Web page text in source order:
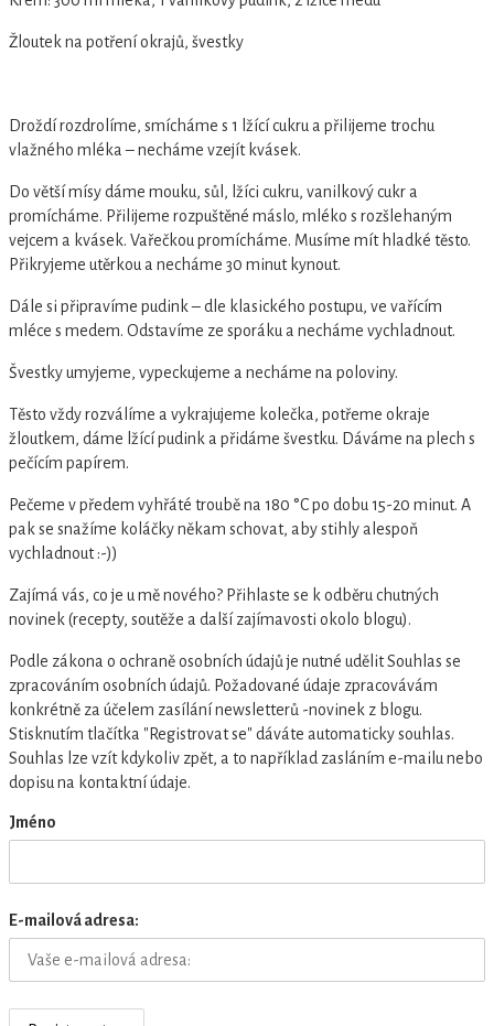
Žloutek na potření okrajů, švestky
Droždí rozdrolíme, smícháme s 1 lžící cukru a přilijeme trochu
vlažného mléka – necháme vzejít kvásek.
Do větší mísy dáme mouku, sůl, lžíci cukru, vanilkový cukr a
promícháme. Přilijeme rozpuštěné máslo, mléko s rozšlehaným
vejcem a kvásek. Vařečkou promícháme. Musíme mít hladké těsto.
Přikryjeme utěrkou a necháme 30 minut kynout.
Dále si připravíme pudink – dle klasického postupu, ve vařícím
mléce s medem. Odstavíme ze sporáku a necháme vychladnout.
Švestky umyjeme, vypeckujeme a necháme na poloviny.
Těsto vždy rozválíme a vykrajujeme kolečka, potřeme okraje
žloutkem, dáme lžící pudink a přidáme švestku. Dáváme na plech s
pečícím papírem.
Pečeme v předem vyhřáté troubě na 180 °C po dobu 15-20 minut. A
pak se snažíme koláčky někam schovat, aby stihly alespoň
vychladnout :-))
Zajímá vás, co je u mě nového? Přihlaste se k odběru chutných
novinek (recepty, soutěže a další zajímavosti okolo blogu).
Podle zákona o ochraně osobních údajů je nutné udělit Souhlas se
zpracováním osobních údajů. Požadované údaje zpracovávám
konkrétně za účelem zasílání newsletterů -novinek z blogu.
Stisknutím tlačítka "Registrovat se" dáváte automaticky souhlas.
Souhlas lze vzít kdykoliv zpět, a to například zasláním e-mailu nebo
dopisu na kontaktní údaje.
Jméno
E-mailová adresa: